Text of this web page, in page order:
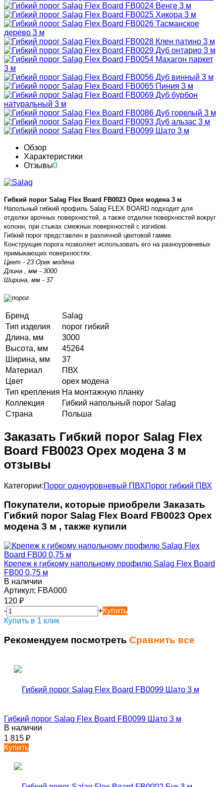
Обзор
Характеристики
Отзывы0
Гибкий порог Salag Flex Board FB0023 Орех модена 3 м
Напольный гибкий профиль Salag FLEX BOARD подходит для
отделки арочных поверхностей, а также отделки поверхностей вокруг
колонн, при стыках смежных поверхностей с изгибом.
Гибкий порог представлен в различной цветовой гамме.
Конструкция порога позволяет использовать его на разноуровневых
примыкающих поверхностях.
Цвет - 23 Орех модена
Длина , мм - 3000
Ширина, мм - 37
Бренд
Salag
Тип изделия
порог гибкий
Длина, мм
3000
Высота, мм
45264
Ширина, мм
37
Материал
ПВХ
Цвет
орех модена
Тип крепления На монтажную планку
Коллекция
Гибкий напольный порог Salag
Страна
Польша
Заказать Гибкий порог Salag Flex
Board FB0023 Орех модена 3 м
отзывы
Категории:Порог одноуровневый ПВХПорог гибкий ПВХ
Покупатели, которые приобрели Заказать
Гибкий порог Salag Flex Board FB0023 Орех
модена 3 м , также купили
Крепеж к гибкому напольному профилю Salag Flex Board
FB00 0,75 м
В наличии
Артикул: FBA000
120 ₽
-
+Купить
Купить в 1 клик
Рекомендуем посмотреть Сравнить все
Гибкий порог Salag Flex Board FB0099 Шато 3 м
В наличии
1 815 ₽
Купить